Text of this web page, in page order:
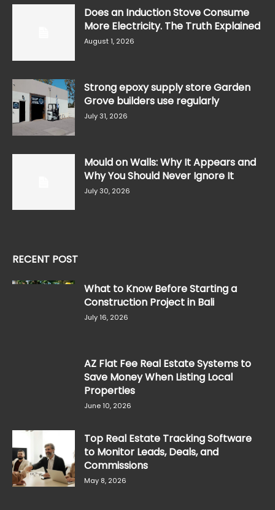
Does an Induction Stove Consume
More Electricity. The Truth Explained
August 1, 2026
Strong epoxy supply store Garden
Grove builders use regularly
July 31, 2026
Mould on Walls: Why It Appears and
Why You Should Never Ignore It
July 30, 2026
RECENT POST
What to Know Before Starting a
Construction Project in Bali
July 16, 2026
AZ Flat Fee Real Estate Systems to
Save Money When Listing Local
Properties
June 10, 2026
Top Real Estate Tracking Software
to Monitor Leads, Deals, and
Commissions
May 8, 2026